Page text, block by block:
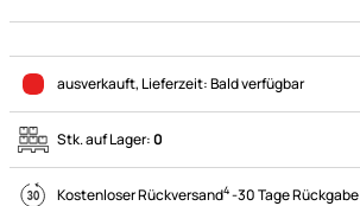
ausverkauft, Lieferzeit:Bald verfügbar
Stk. auf Lager:0
Kostenloser Rückversand4-30 Tage Rückgabe